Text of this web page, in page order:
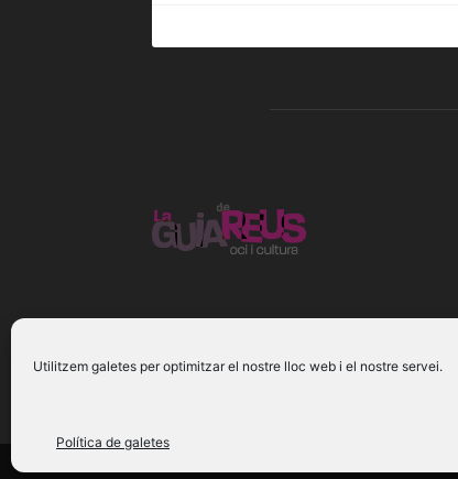
Utilitzem galetes per optimitzar el nostre lloc web i el nostre servei.
Política de galetes